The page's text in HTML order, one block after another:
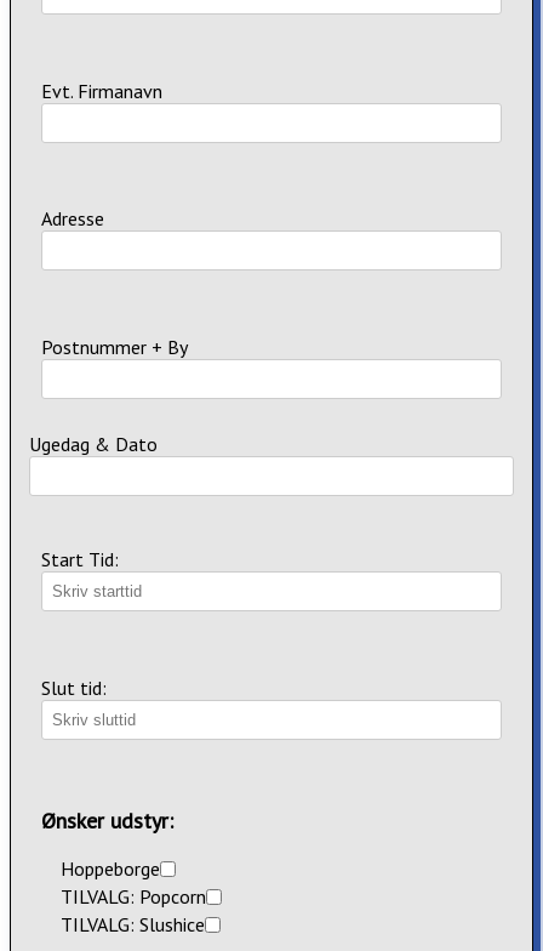
Evt. Firmanavn
Adresse
Postnummer + By
Ugedag & Dato
Start Tid:
Slut tid:
Ønsker udstyr:
Hoppeborge
TILVALG: Popcorn
TILVALG: Slushice